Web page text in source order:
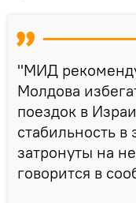
"МИД
Молдова
поездок в
стабильность
затронуты на
говорится в